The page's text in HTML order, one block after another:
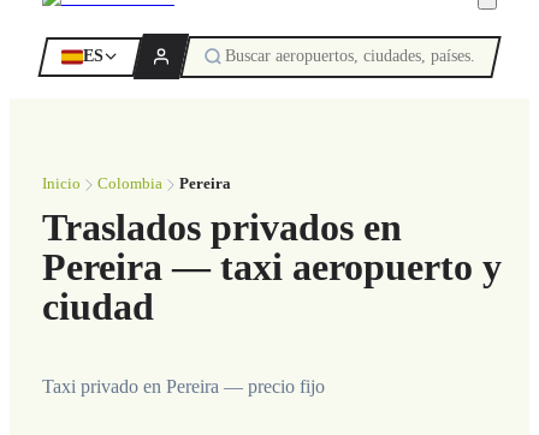
ES
Inicio Colombia Pereira
Traslados privados en
Pereira — taxi aeropuerto y
ciudad
Taxi privado en Pereira — precio fijo